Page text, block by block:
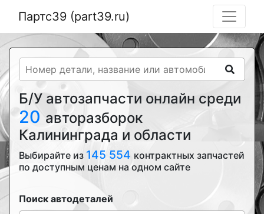
Партс39 (part39.ru)
Б/У автозапчасти онлайн среди
20 авторазборок
Калининграда и области
Выбирайте из 145 554 контрактных запчастей
по доступным ценам на одном сайте
Поиск автодеталей